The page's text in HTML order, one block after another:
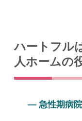
ハートフル
人ホームの
― 急性期病